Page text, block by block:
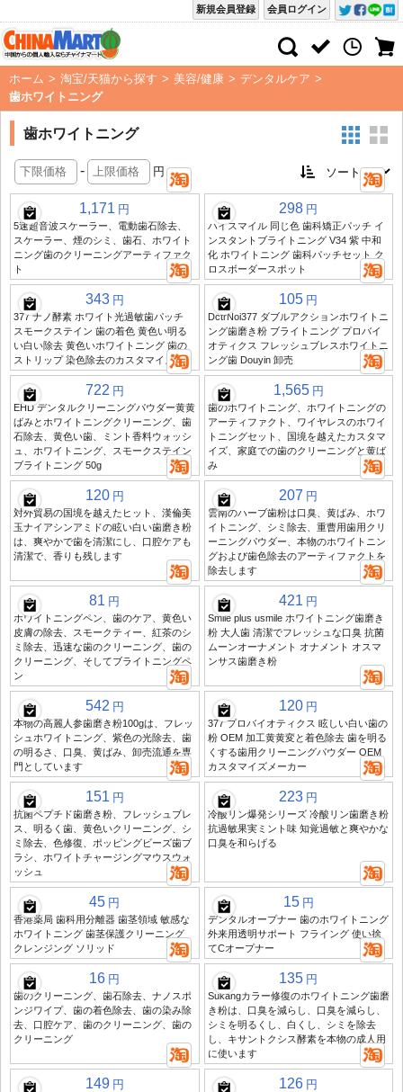
会員ログイン
新規会員登録
ホーム > 淘宝/天猫から探す > 美容/健康 > デンタルケア >
歯ホワイトニング
歯ホワイトニング
- 円
1,171 円
5速超音波スケーラー、電動歯石除去、
スケーラー、煙のシミ、歯石、ホワイト
ニング歯のクリーニングアーティファク
ト
298 円
ハイスマイル 同じ色 歯科矯正パッチ イ
ンスタントブライトニング V34 紫 中和
化 ホワイトニング 歯科パッチセット ク
ロスボーダースポット
343 円
377 ナノ酵素 ホワイト光過敏歯パッチ
スモークステイン 歯の着色 黄色い明る
い白い除去 黄色いホワイトニング 歯の
ストリップ 染色除去のカスタマイズ
105 円
DctrNoi377 ダブルアクションホワイトニ
ング歯磨き粉 ブライトニング プロバイ
オティクス フレッシュブレスホワイトニ
ング歯 Douyin 卸売
722 円
EHD デンタルクリーニングパウダー黄黄
ばみとホワイトニングクリーニング、歯
石除去、黄色い歯、ミント香料ウォッシ
ュ、ホワイトニング、スモークステイン
ブライトニング 50g
1,565 円
歯のホワイトニング、ホワイトニングの
アーティファクト、ワイヤレスのホワイ
トニングセット、国境を越えたカスタマ
イズ、家庭での歯のクリーニングと黄ば
み
120 円
対外貿易の国境を越えたヒット、漢倫美
玉ナイアシンアミドの眩い白い歯磨き粉
は、爽やかで歯を清潔にし、口腔ケアも
清潔で、香りも残します
207 円
雲南のハーブ歯粉は口臭、黄ばみ、ホワ
イトニング、シミ除去、重曹用歯用クリ
ーニングパウダー、本物のホワイトニン
グおよび歯色除去のアーティファクトを
除去します
81 円
ホワイトニングペン、歯のケア、黄色い
皮膚の除去、スモークティー、紅茶のシ
ミ除去、迅速な歯のクリーニング、歯の
クリーニング、そしてブライトニングペ
ン
421 円
Smile plus usmile ホワイトニング歯磨き
粉 大人歯 清潔でフレッシュな口臭 抗菌
ムーンオーナメント オナメント オスマ
ンサス歯磨き粉
542 円
本物の高麗人参歯磨き粉100gは、フレッ
シュホワイトニング、紫色の光除去、歯
の明るさ、口臭、黄ばみ、卸売流通を専
門としています
120 円
377 プロバイオティクス 眩しい白い歯の
粉 OEM 加工黄黄変と着色除去 歯を明る
くする歯用クリーニングパウダー OEM
カスタマイズメーカー
151 円
抗菌ペプチド歯磨き粉、フレッシュブレ
ス、明るく歯、黄色いクリーニング、シ
ミ除去、色修復、ポッピングビーズ歯ブ
ラシ、ホワイトチャージングマウスウォ
ッシュ
223 円
冷酸リン爆発シリーズ 冷酸リン歯磨き粉
抗過敏果実ミント味 知覚過敏と爽やかな
口臭を和らげる
45 円
香港薬局 歯科用分離器 歯茎領域 敏感な
ホワイトニング 歯茎保護クリーニング
クレンジング ソリッド
15 円
デンタルオープナー 歯のホワイトニング
外来用透明サポート フライング 使い捨
てCオープナー
16 円
歯のクリーニング、歯石除去、ナノスポ
ンジワイプ、歯の着色除去、歯の染み除
去、口腔ケア、歯のクリーニング、歯の
クリーニング
135 円
Sukangカラー修復のホワイトニング歯磨
き粉は、口臭を減らし、口臭を減らし、
シミを明るくし、白くし、シミを除去
し、キサントクシス酵素を本物の成人用
に使います
149 円 126 円